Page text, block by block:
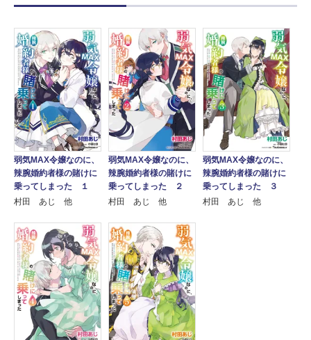
弱気MAX令嬢なのに、
辣腕婚約者様の賭けに
乗ってしまった １
村田 あじ 他
弱気MAX令嬢なのに、
辣腕婚約者様の賭けに
乗ってしまった ２
村田 あじ 他
弱気MAX令嬢なのに、
辣腕婚約者様の賭けに
乗ってしまった ３
村田 あじ 他